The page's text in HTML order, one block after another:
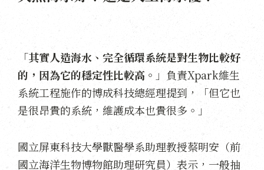
「其實人造海水、完全循環系統是對生物比較好
的，因為它的穩定性比較高。 」負責Xpark維生
系統工程施作的博成科技總經理提到，「但它也
是很昂貴的系統，維護成本也貴很多。」
國立屏東科技大學獸醫學系助理教授蔡明安（前
國立海洋生物博物館助理研究員）表示，一般抽